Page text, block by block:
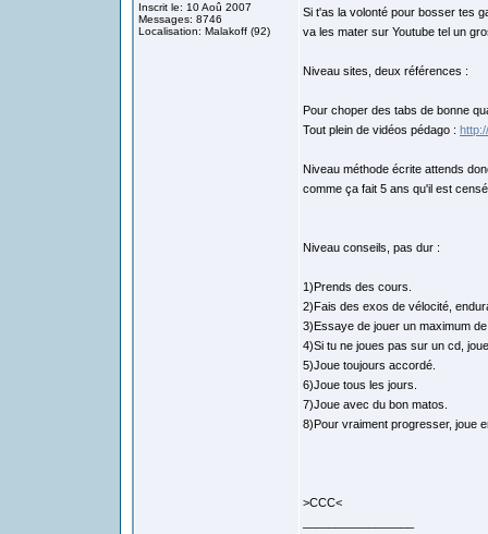
Inscrit le: 10 Aoû 2007
Messages: 8746
Localisation: Malakoff (92)
Si t'as la volonté pour bosser tes
va les mater sur Youtube tel un
Niveau sites, deux références :
Pour choper des tabs de bonne
Tout plein de vidéos pédago :
Niveau méthode écrite attends
comme ça fait 5 ans qu'il est
Niveau conseils, pas dur :
1)Prends des cours.
2)Fais des exos de vélocité,
3)Essaye de jouer un maximum
4)Si tu ne joues pas sur un cd,
5)Joue toujours accordé.
6)Joue tous les jours.
7)Joue avec du bon matos.
8)Pour vraiment progresser, joue
>CCC<